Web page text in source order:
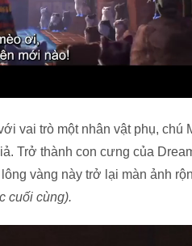
vai trò một nhân vật phụ, chú
Trở thành con cưng của
vàng này trở lại màn ảnh
cuối cùng).